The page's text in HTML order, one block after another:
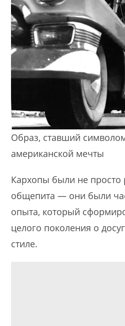
Образ, ставший
американской мечты
Кархопы были не просто
общепита — они были
опыта, который
целого поколения о
стиле.